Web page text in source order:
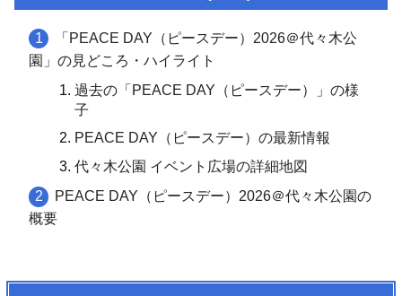
「PEACE DAY（ピースデー）2026＠代々木公
園」の見どころ・ハイライト
過去の「PEACE DAY（ピースデー）」の様
子
PEACE DAY（ピースデー）の最新情報
代々木公園 イベント広場の詳細地図
PEACE DAY（ピースデー）2026＠代々木公園の
概要